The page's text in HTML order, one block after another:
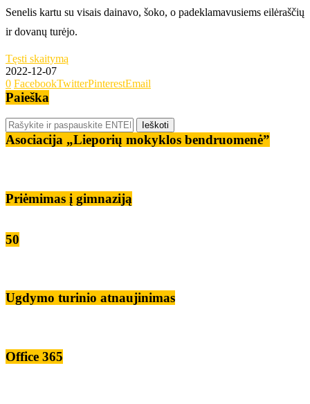
Senelis kartu su visais dainavo, šoko, o padeklamavusiems eilėraščių
ir dovanų turėjo.
Tęsti skaitymą
2022-12-07
0 FacebookTwitterPinterestEmail
Paieška
Asociacija „Lieporių mokyklos bendruomenė”
Priėmimas į gimnaziją
50
Ugdymo turinio atnaujinimas
Office 365